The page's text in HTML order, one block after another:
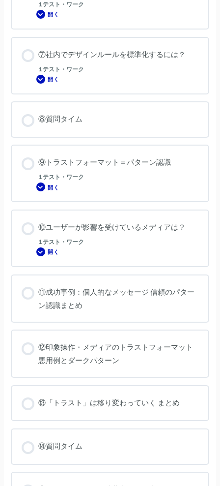
ィ
ス・
ト
ス
ー
ッ
ト
1 テスト・ワーク
開く
⑥
問
タ
⑦社内でデザインルールを標準化するには？
1 テスト・ワーク
開く
⑦
内
で
イ
ー
ル
標
準
す
る
に
⑧質問タイム
⑨トラストフォーマット＝パターン認識
1 テスト・ワーク
開く
⑨
ラ
ス
ォ
マ
ト
パ
認
⑩ユーザーが影響を受けているメディアは？
1 テスト・ワーク
開く
⑩
ー
ザ
影
を
て
い
メ
デ
ィ
ア
⑪成功事例：個人的なメッセージ 信頼のパター
ン認識まとめ
⑫印象操作・メディアのトラストフォーマット
悪用例とダークパターン
⑬「トラスト」は移り変わっていく まとめ
⑭質問タイム